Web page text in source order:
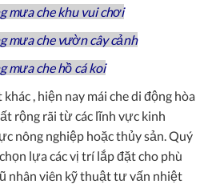
mưa che khu vui chơi
mưa che vườn cây cảnh
mưa che hồ cá koi
, hiện nay mái che di động hòa
rộng rãi từ các lĩnh vực kinh
nông nghiệp hoặc thủy sản. Quý
lựa các vị trí lắp đặt cho phù
nhân viên kỹ thuật tư vấn nhiệt